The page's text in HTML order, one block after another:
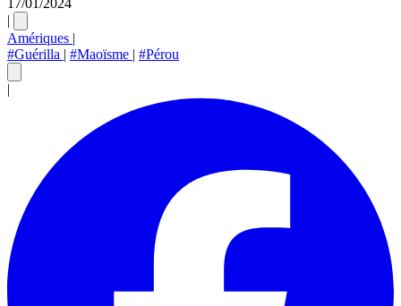
|
Amériques |
#Guérilla | #Maoïsme | #Pérou
|